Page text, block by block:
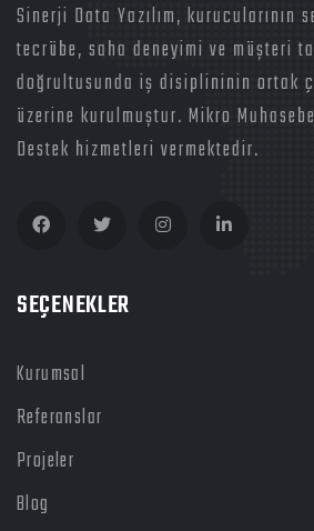
Sinerji Data Yazılım, kurucularının
tecrübe, saha deneyimi ve müşteri
doğrultusunda iş disiplininin ortak
üzerine kurulmuştur. Mikro
Destek hizmetleri vermektedir.
SEÇENEKLER
Kurumsal
Referanslar
Projeler
Blog